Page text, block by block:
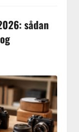
sådan